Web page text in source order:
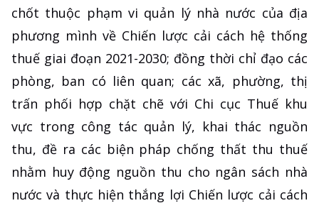
chốt thuộc phạm vi quản lý nhà nước của địa
phương mình về Chiến lược cải cách hệ thống
thuế giai đoạn 2021-2030; đồng thời chỉ đạo các
phòng, ban có liên quan; các xã, phường, thị
trấn phối hợp chặt chẽ với Chi cục Thuế khu
vực trong công tác quản lý, khai thác nguồn
thu, đề ra các biện pháp chống thất thu thuế
nhằm huy động nguồn thu cho ngân sách nhà
nước và thực hiện thắng lợi Chiến lược cải cách